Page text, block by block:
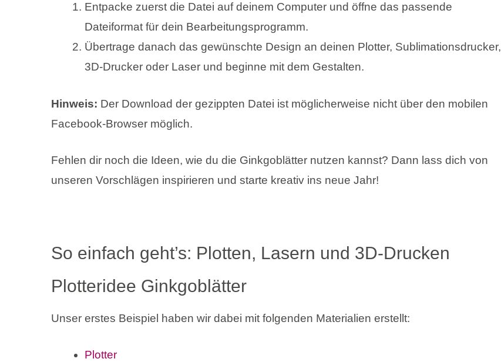
Entpacke zuerst die Datei auf deinem Computer und öffne das passende
Dateiformat für dein Bearbeitungsprogramm.
Übertrage danach das gewünschte Design an deinen Plotter, Sublimationsdrucker,
3D-Drucker oder Laser und beginne mit dem Gestalten.
Hinweis: Der Download der gezippten Datei ist möglicherweise nicht über den mobilen
Facebook-Browser möglich.
Fehlen dir noch die Ideen, wie du die Ginkgoblätter nutzen kannst? Dann lass dich von
unseren Vorschlägen inspirieren und starte kreativ ins neue Jahr!
So einfach geht’s: Plotten, Lasern und 3D-Drucken
Plotteridee Ginkgoblätter
Unser erstes Beispiel haben wir dabei mit folgenden Materialien erstellt:
Plotter